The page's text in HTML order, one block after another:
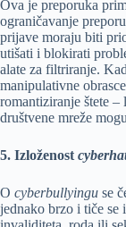
Ova je preporuka
ograničavanje
prijave moraju biti
utišati i blokirati
alate za filtriranje.
manipulativne
romantiziranje štete
društvene mreže
5. Izloženost
O cyberbullyingu se
jednako brzo i tiče se